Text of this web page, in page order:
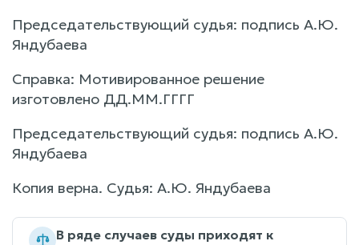
Председательствующий судья: подпись А.Ю.
Яндубаева
Справка: Мотивированное решение
изготовлено ДД.ММ.ГГГГ
Председательствующий судья: подпись А.Ю.
Яндубаева
Копия верна. Судья: А.Ю. Яндубаева
В ряде случаев суды приходят к